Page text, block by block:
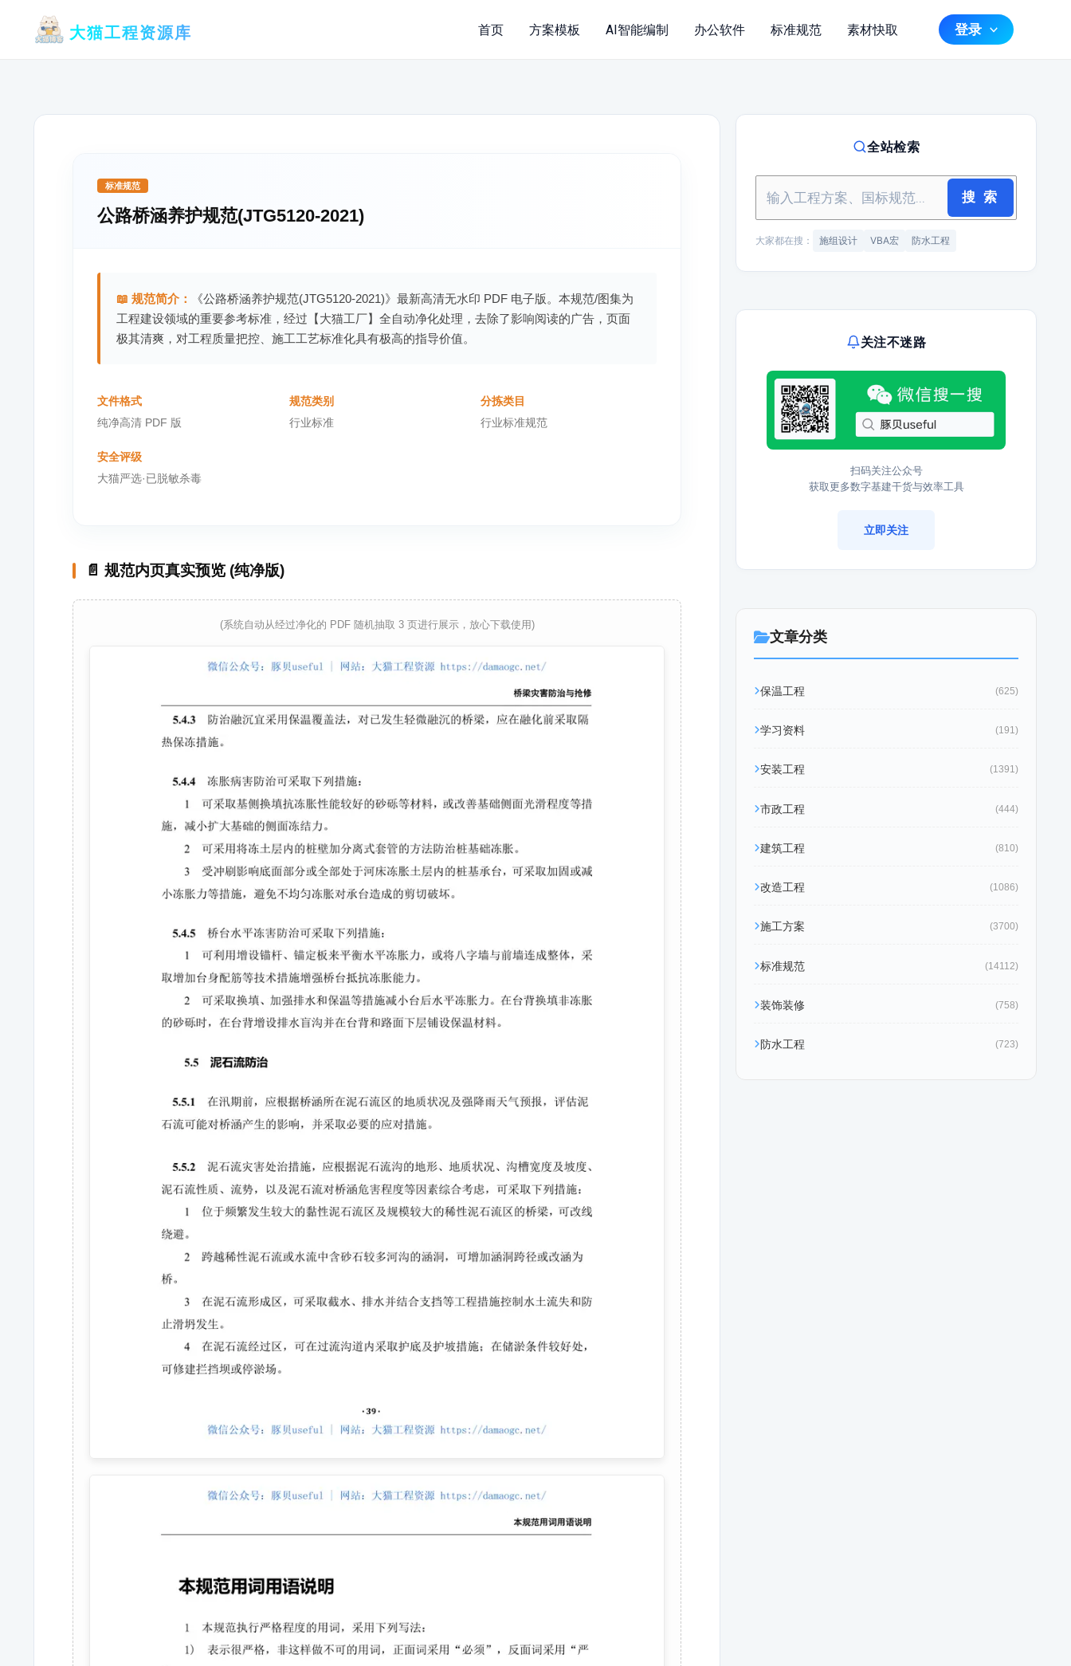
大猫工程资源库 首页 方案模板 AI智能编制 办公软件 标准规范 素材快取 登录
标准规范
公路桥涵养护规范(JTG5120-2021)
📖 规范简介：
《公路桥涵养护规范(JTG5120-2021)》最新高清无水印 PDF 电子版。本规范/图集为
工程建设领域的重要参考标准，经过【大猫工厂】全自动净化处理，去除了影响阅读的广告，页面
极其清爽，对工程质量把控、施工工艺标准化具有极高的指导价值。
文件格式
纯净高清 PDF 版
规范类别
行业标准
分拣类目
行业标准规范
安全评级
大猫严选·已脱敏杀毒
📄 规范内页真实预览 (纯净版)
(系统自动从经过净化的 PDF 随机抽取 3 页进行展示，放心下载使用)
全站检索
搜 索
大家都在搜： 施组设计 VBA宏 防水工程
关注不迷路
扫码关注公众号
获取更多数字基建干货与效率工具
立即关注
文章分类
保温工程 (625)
学习资料 (191)
安装工程 (1391)
市政工程 (444)
建筑工程 (810)
改造工程 (1086)
施工方案 (3700)
标准规范 (14112)
装饰装修 (758)
防水工程 (723)